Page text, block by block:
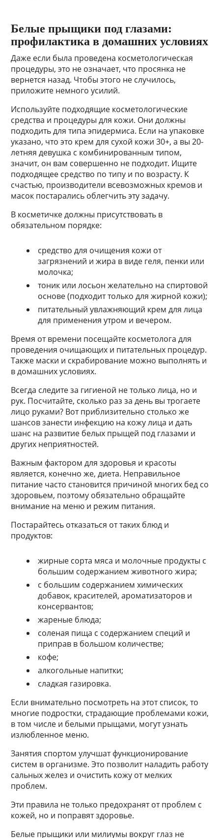
Белые прыщики под глазами:
профилактика в домашних условиях
Даже если была проведена косметологическая
процедуры, это не означает, что просянка не
вернется назад. Чтобы этого не случилось,
приложите немного усилий.
Используйте подходящие косметологические
средства и процедуры для кожи. Они должны
подходить для типа эпидермиса. Если на упаковке
указано, что это крем для сухой кожи 30+, а вы 20-
летняя девушка с комбинированным типом,
значит, он вам совершенно не подходит. Ищите
подходящее средство по типу и по возрасту. К
счастью, производители всевозможных кремов и
масок постарались облегчить эту задачу.
В косметичке должны присутствовать в
обязательном порядке:
средство для очищения кожи от
загрязнений и жира в виде геля, пенки или
молочка;
тоник или лосьон желательно на спиртовой
основе (подходит только для жирной кожи);
питательный увлажняющий крем для лица
для применения утром и вечером.
Время от времени посещайте косметолога для
проведения очищающих и питательных процедур.
Также маски и скрабирование можно выполнять и
в домашних условиях.
Всегда следите за гигиеной не только лица, но и
рук. Посчитайте, сколько раз за день вы трогаете
лицо руками? Вот приблизительно столько же
шансов занести инфекцию на кожу лица и дать
шанс на развитие белых прыщей под глазами и
других неприятностей.
Важным фактором для здоровья и красоты
является, конечно же, диета. Неправильное
питание часто становится причиной многих бед со
здоровьем, поэтому обязательно обращайте
внимание на меню и режим питания.
Постарайтесь отказаться от таких блюд и
продуктов:
жирные сорта мяса и молочные продукты с
большим содержанием животного жира;
с большим содержанием химических
добавок, красителей, ароматизаторов и
консервантов;
жареные блюда;
соленая пища с содержанием специй и
приправ в большом количестве;
кофе;
алкогольные напитки;
сладкая газировка.
Если внимательно посмотреть на этот список, то
многие подростки, страдающие проблемами кожи,
в том числе и белыми прыщами, могут узнать
излюбленное меню.
Занятия спортом улучшат функционирование
систем в организме. Это позволит наладить работу
сальных желез и очистить кожу от мелких
проблем.
Эти правила не только предохранят от проблем с
кожей, но и поправят здоровье.
Белые прыщики или милиумы вокруг глаз не